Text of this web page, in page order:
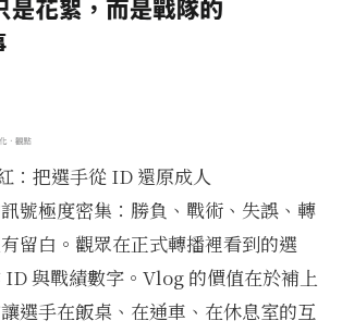
：把選手從 ID 還原成人
號極度密集：勝負、戰術、失誤、轉
留白。觀眾在正式轉播裡看到的選
與戰績數字。Vlog 的價值在於補上
選手在飯桌、在通車、在休息室的互